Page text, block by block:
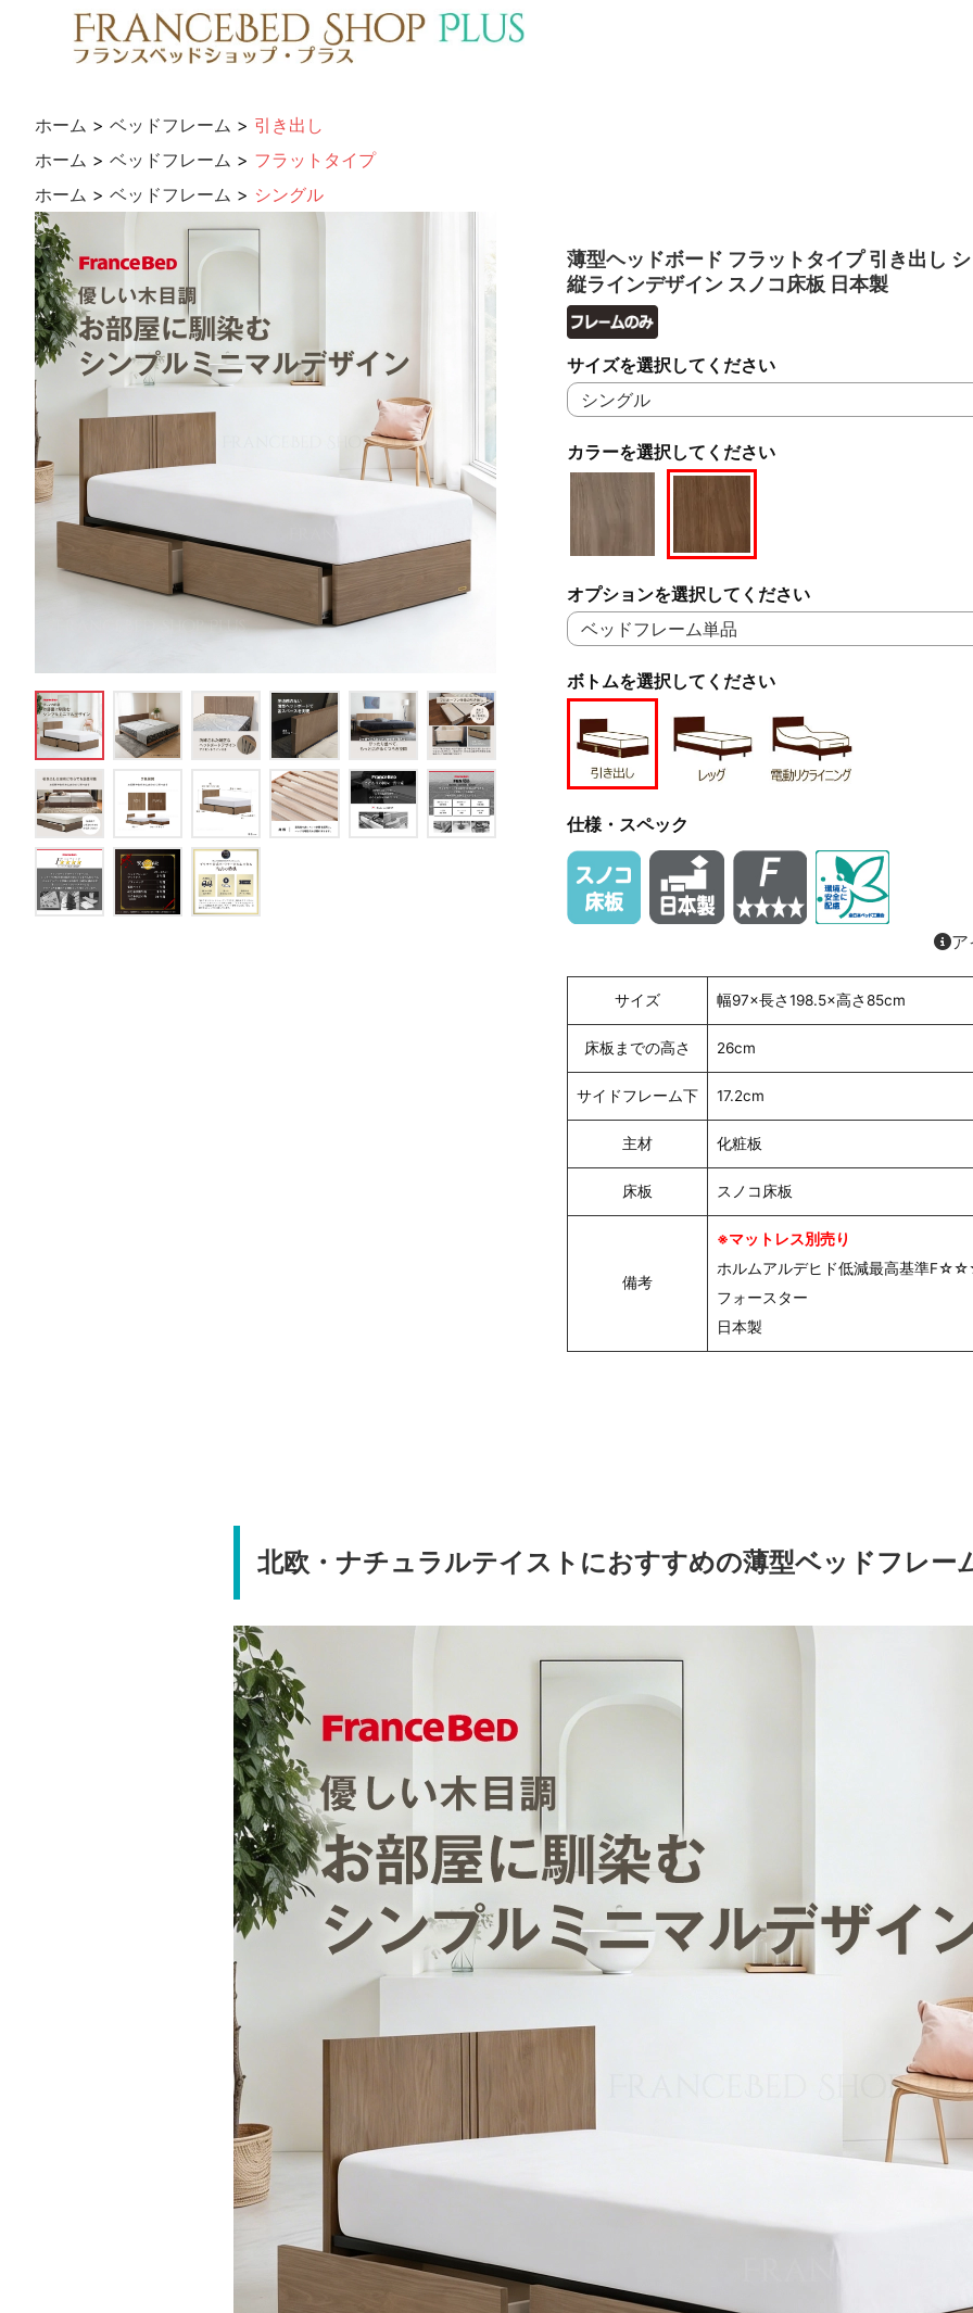
ホーム > ベッドフレーム > 引き出し
ホーム > ベッドフレーム > フラットタイプ
ホーム > ベッドフレーム > シングル
薄型ヘッドボード フラットタイプ 引き出し
縦ラインデザイン スノコ床板 日本製
カラーを選択してください
サイズを選択してください
オプションを選択してください
ボトムを選択してください
仕様・スペック
サイズ 幅97×長さ198.5×高さ85cm
床板までの高さ 26cm
サイドフレーム下 17.2cm
主材 化粧板
床板 スノコ床板
備考
※マットレス別売り
ホルムアルデヒド低減最高基準
フォースター
日本製
北欧・ナチュラルテイストにおすすめの薄型ベッドフレー